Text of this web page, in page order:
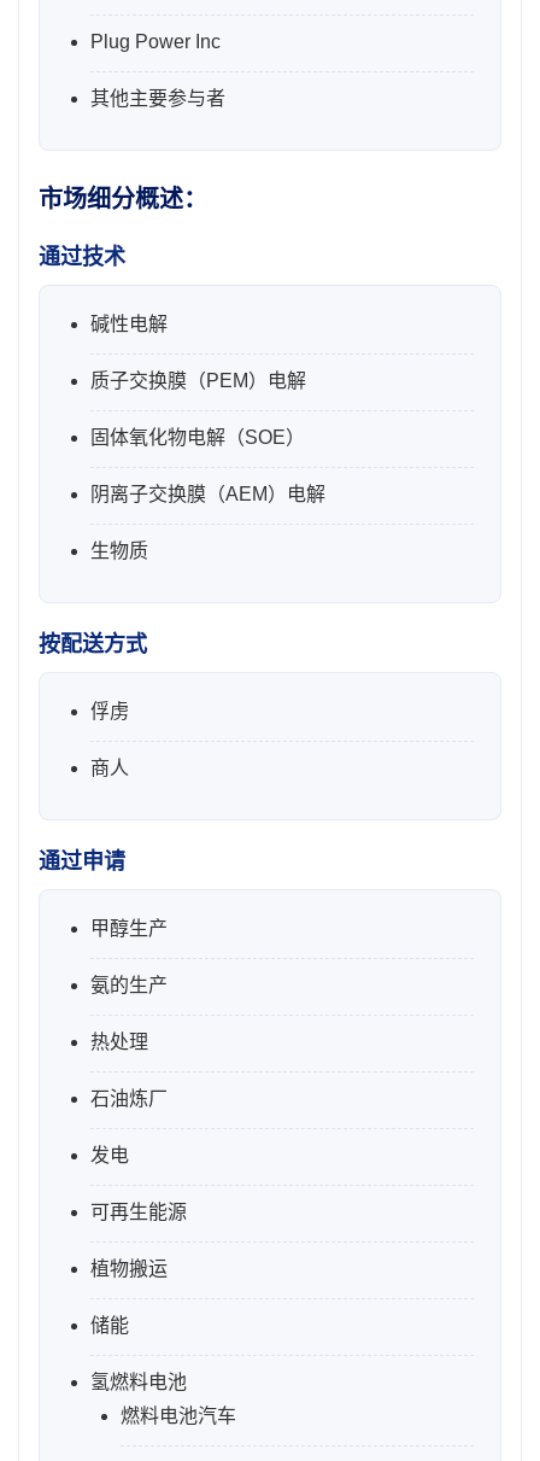
Plug Power Inc
其他主要参与者
市场细分概述：
通过技术
碱性电解
质子交换膜（PEM）电解
固体氧化物电解（SOE）
阴离子交换膜（AEM）电解
生物质
按配送方式
俘虏
商人
通过申请
甲醇生产
氨的生产
热处理
石油炼厂
发电
可再生能源
植物搬运
储能
氢燃料电池
燃料电池汽车